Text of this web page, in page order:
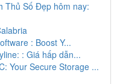
Thủ Số Đẹp hôm nay:
: Boost Y...
: Giá hấp dẫn...
Your Secure Storage ...